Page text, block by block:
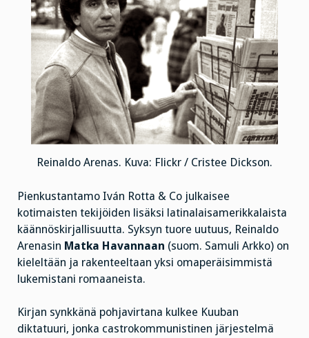
Reinaldo Arenas. Kuva: Flickr / Cristee Dickson.
Pienkustantamo Iván Rotta & Co julkaisee
kotimaisten tekijöiden lisäksi latinalaisamerikkalaista
käännöskirjallisuutta. Syksyn tuore uutuus, Reinaldo
Arenasin Matka Havannaan (suom. Samuli Arkko) on
kieleltään ja rakenteeltaan yksi omaperäisimmistä
lukemistani romaaneista.
Kirjan synkkänä pohjavirtana kulkee Kuuban
diktatuuri, jonka castrokommunistinen järjestelmä